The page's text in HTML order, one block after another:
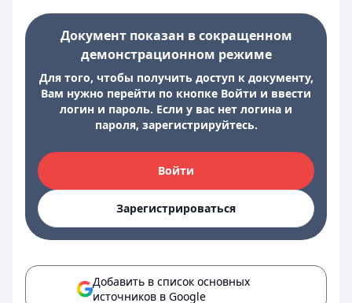
Документ показан в сокращенном
демонстрационном режиме
Для того, чтобы получить доступ к документу,
Вам нужно перейти по кнопке Войти и ввести
логин и пароль. Если у вас нет логина и
пароля, зарегистрируйтесь.
Войти
Зарегистрироваться
Добавить в список основных
источников в Google